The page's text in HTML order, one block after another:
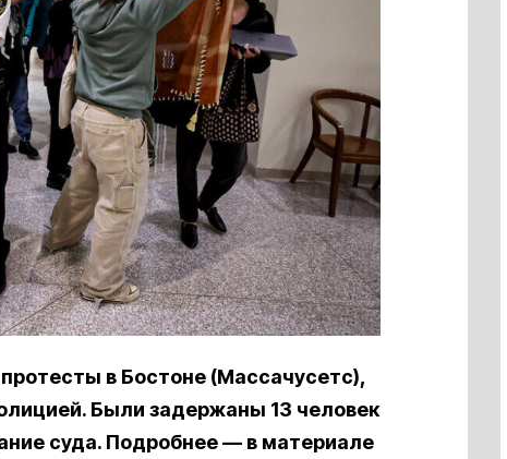
в Бостоне (Массачусетс),
Были задержаны 13 человек
суда. Подробнее — в материале